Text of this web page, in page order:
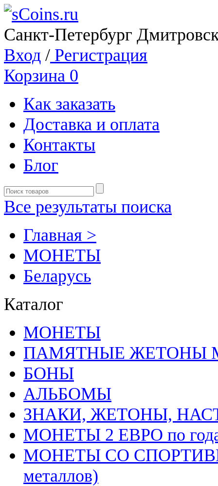
Санкт-Петербург
Вход / Регистрация
Корзина 0
Как заказать
Доставка и оплата
Контакты
Блог
Все результаты поиска
Главная >
MОНЕТЫ
Беларусь
Каталог
MОНЕТЫ
ПАМЯТНЫЕ ЖЕТОНЫ
БОНЫ
АЛЬБОМЫ
ЗНАКИ, ЖЕТОНЫ,
МОНЕТЫ 2 ЕВРО по
МОНЕТЫ СО
металлов)